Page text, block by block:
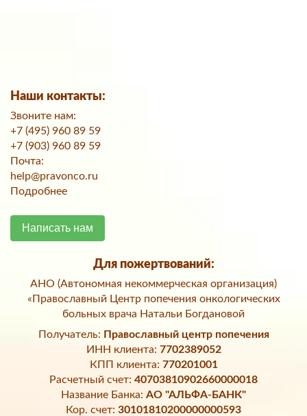
Наши контакты:
Звоните нам:
+7 (495) 960 89 59
+7 (903) 960 89 59
Почта:
help@pravonco.ru
Подробнее
Написать нам
Для пожертвований:
АНО (Автономная некоммерческая организация)
«Православный Центр попечения онкологических
больных врача Натальи Богдановой
Получатель: Православный центр попечения
ИНН клиента: 7702389052
КПП клиента: 770201001
Расчетный счет: 40703810902660000018
Название Банка: АО "АЛЬФА-БАНК"
Кор. счет: 30101810200000000593